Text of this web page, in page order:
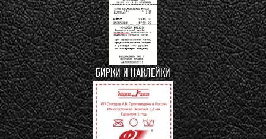
БИРКИ И НАКЛЕЙКИ